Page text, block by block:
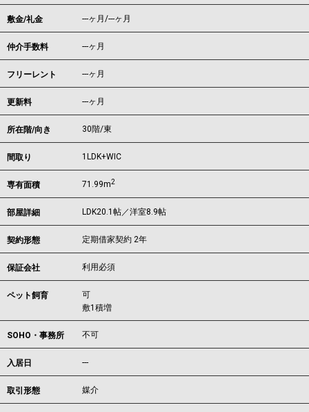
敷金/礼金 ---ヶ月/---ヶ月
仲介手数料 ---ヶ月
フリーレント ---ヶ月
更新料 ---ヶ月
所在階/向き 30階/東
間取り 1LDK+WIC
専有面積 71.99m2
部屋詳細 LDK20.1帖／洋室8.9帖
契約形態 定期借家契約 2年
保証会社 利用必須
ペット飼育
可
敷1積増
SOHO・事務所 不可
入居日 ---
取引形態 媒介